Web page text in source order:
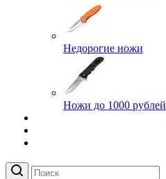
Недорогие ножи
Ножи до 1000 рублей